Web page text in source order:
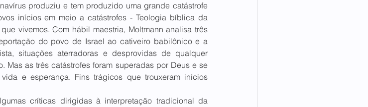
produziu e tem produzido uma grande catástrofe
inícios em meio a catástrofes - Teologia bíblica da
vivemos. Com hábil maestria, Moltmann analisa três
do povo de Israel ao cativeiro babilônico e a
situações aterradoras e desprovidas de qualquer
Mas as três catástrofes foram superadas por Deus e se
e esperança. Fins trágicos que trouxeram inícios
críticas dirigidas à interpretação tradicional da